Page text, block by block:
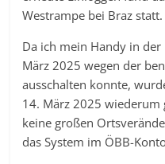
Westrampe bei Braz statt.
Da ich mein Handy in
März 2025 wegen der
ausschalten konnte,
14. März 2025
keine großen
das System im ÖBB-